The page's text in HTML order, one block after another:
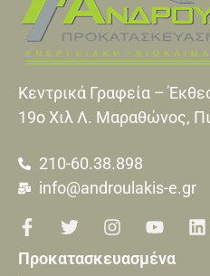
Κεντρικά Γραφεία –
19o Xιλ Λ. Μαραθώνος,
210-60.38.898
info@androulakis-e.gr
Προκατασκευασμένα